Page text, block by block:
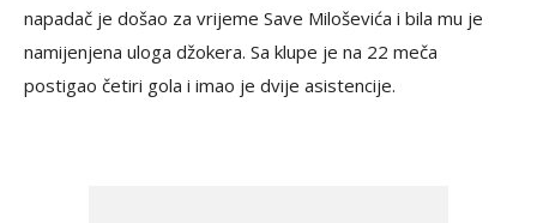
napadač je došao za vrijeme Save Miloševića i bila mu je
namijenjena uloga džokera. Sa klupe je na 22 meča
postigao četiri gola i imao je dvije asistencije.